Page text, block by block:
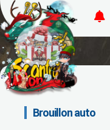
Brouillon auto